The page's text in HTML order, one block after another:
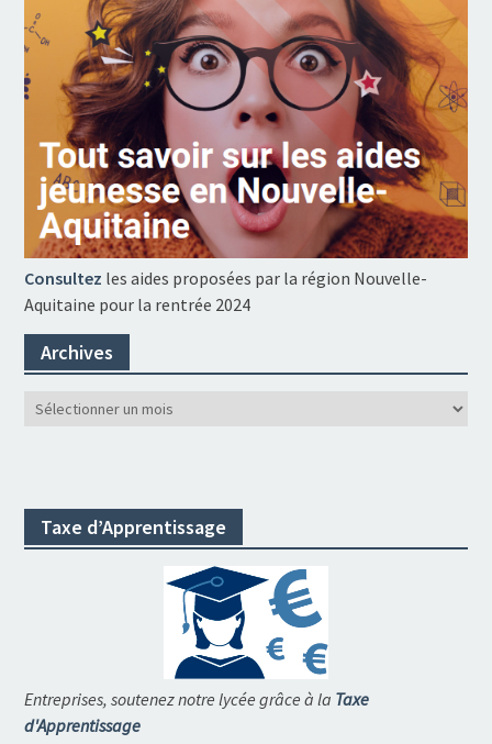
Consultez les aides proposées par la région Nouvelle-
Aquitaine pour la rentrée 2024
Archives
Archives
Taxe d’Apprentissage
Entreprises, soutenez notre lycée grâce à la Taxe
d'Apprentissage